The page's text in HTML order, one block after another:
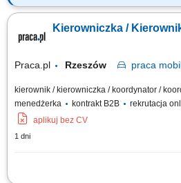
Twoja rola: budujesz i rozwijasz zespół
jego potencjałem, odpowiadasz za wyniki i
rozwijasz zespół w oparciu o wzajemne
Kierowniczka /
Praca.pl Rzeszów praca
kierownik / kierowniczka / koordynator /
menedżerka
kontrakt B2B
rekrutacja
aplikuj bez CV
1 dni